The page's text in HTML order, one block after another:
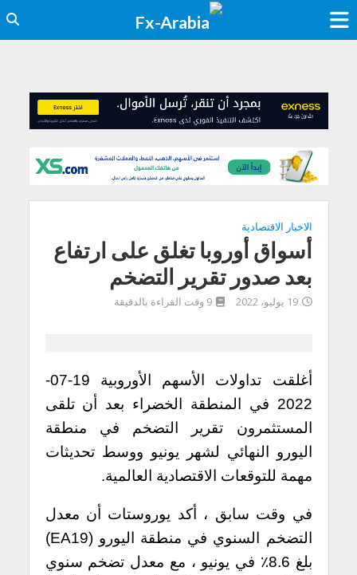
الاخبار الاقتصادية
أسواق أوروبا تغلق على ارتفاع
بعد صدور تقرير التضخم
19 يوليو، 2022 9 وقت القراءة بالدقيقة
أغلقت تداولات الأسهم الأوروبية 19-07-
2022 في المنطقة الخضراء بعد أن تلقى
المستثمرون تقرير التضخم في منطقة
اليورو النهائي لشهر يونيو ووسط تحديثات
مهمة للتوقعات الاقتصادية العالمية.
في وقت سابق ، أكد يوروستات أن معدل
التضخم السنوي في منطقة اليورو (EA19)
بلغ 8.6٪ في يونيو ، مع معدل تضخم سنوي